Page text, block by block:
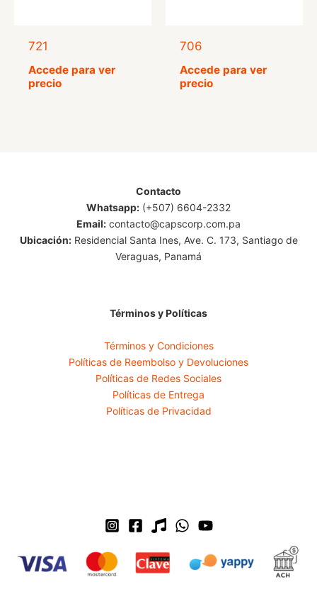
721
Accede para ver
precio
706
Accede para ver
precio
Contacto
Whatsapp: (+507) 6604-2332
Email: contacto@capscorp.com.pa
Ubicación:Residencial Santa Ines, Ave. C. 173, Santiago de
Veraguas, Panamá
Términos y Políticas
Términos y Condiciones
Políticas de Reembolso y Devoluciones
Políticas de Redes Sociales
Políticas de Entrega
Políticas de Privacidad